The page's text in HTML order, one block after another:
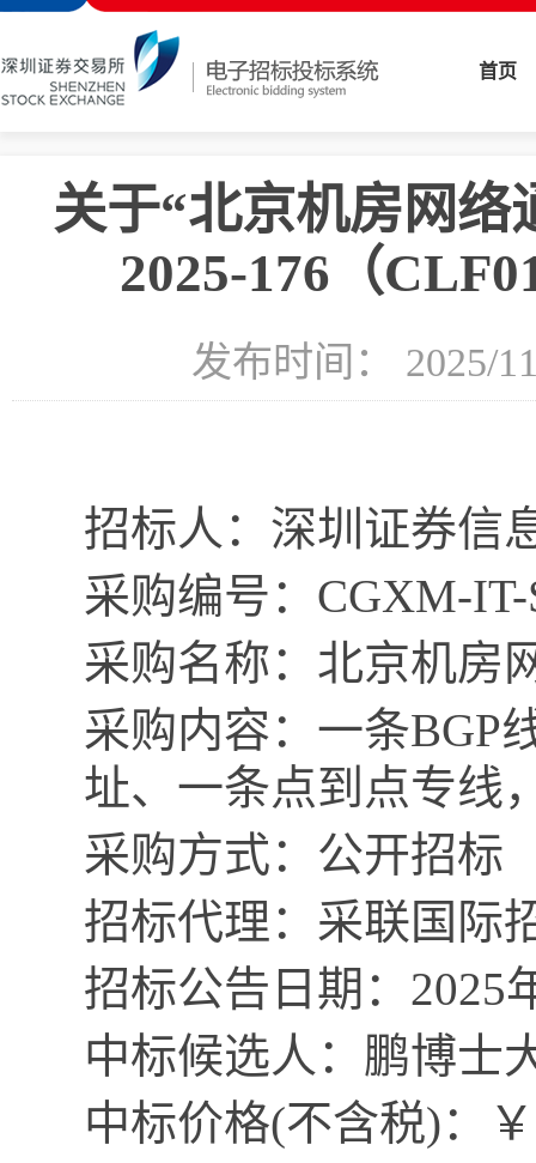
首页
关于“北京机房网
2025-176（
发布时间： 2025/
招标人： 深圳证券信
采购编号： CGXM-IT-
采购名称： 北京机房
采购内容：一条BGP
址、 一条点到点专线
采购方式：公开招标
招标代理：采联国际
招标公告日期： 2025
中标候选人： 鹏博士
中标价格(不含税)： ￥